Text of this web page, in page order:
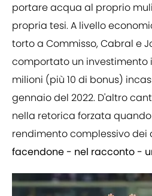
portare acqua al proprio
propria tesi. A livello
torto a Commisso, Cabral e
comportato un investimento
milioni (più 10 di bonus)
gennaio del 2022. D'altro
nella retorica forzata quando
rendimento complessivo dei
facendone - nel racconto -